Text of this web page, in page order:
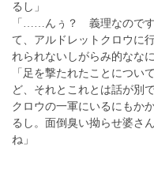
るし」
「……んぅ？ 義理なので
て、アルドレットクロウに
れられないしがらみ的なな
「足を撃たれたことについ
ど、それとこれとは話が別
クロウの一軍にいるにもか
るし。面倒臭い拗らせ婆さ
ね」